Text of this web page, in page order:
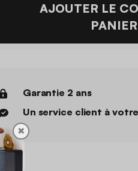
AJOUTER LE
PANIER
Garantie 2 ans
Un service client à
✖